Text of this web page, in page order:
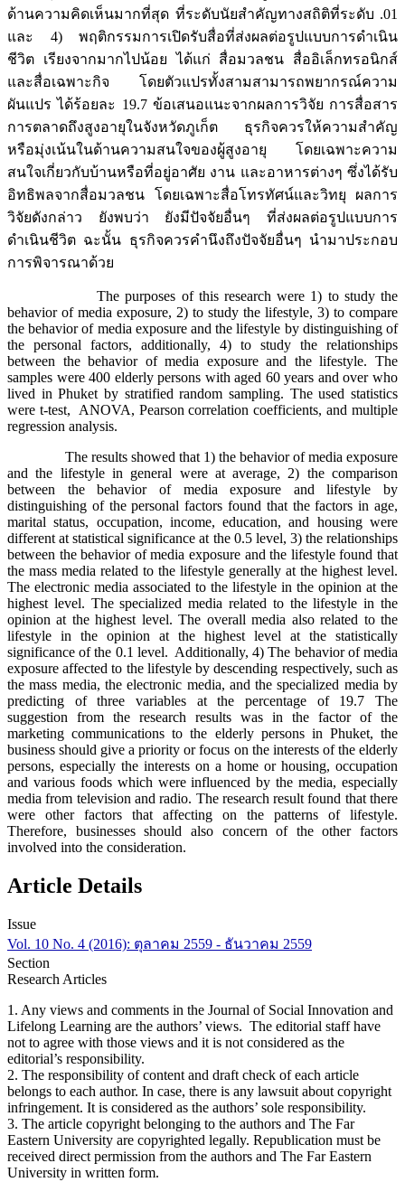
ด้านความคิดเห็นมากที่สุด ที่ระดับนัยสำคัญทางสถิติที่ระดับ .01
และ 4) พฤติกรรมการเปิดรับสื่อที่ส่งผลต่อรูปแบบการดำเนิน
ชีวิต เรียงจากมากไปน้อย ได้แก่ สื่อมวลชน สื่ออิเล็กทรอนิกส์
และสื่อเฉพาะกิจ โดยตัวแปรทั้งสามสามารถพยากรณ์ความ
ผันแปร ได้ร้อยละ 19.7 ข้อเสนอแนะจากผลการวิจัย การสื่อสาร
การตลาดถึงสูงอายุในจังหวัดภูเก็ต ธุรกิจควรให้ความสำคัญ
หรือมุ่งเน้นในด้านความสนใจของผู้สูงอายุ โดยเฉพาะความ
สนใจเกี่ยวกับบ้านหรือที่อยู่อาศัย งาน และอาหารต่างๆ ซึ่งได้รับ
อิทธิพลจากสื่อมวลชน โดยเฉพาะสื่อโทรทัศน์และวิทยุ ผลการ
วิจัยดังกล่าว ยังพบว่า ยังมีปัจจัยอื่นๆ ที่ส่งผลต่อรูปแบบการ
ดำเนินชีวิต ฉะนั้น ธุรกิจควรคำนึงถึงปัจจัยอื่นๆ นำมาประกอบ
การพิจารณาด้วย
The purposes of this research were 1) to study the
behavior of media exposure, 2) to study the lifestyle, 3) to compare
the behavior of media exposure and the lifestyle by distinguishing of
the personal factors, additionally, 4) to study the relationships
between the behavior of media exposure and the lifestyle. The
samples were 400 elderly persons with aged 60 years and over who
lived in Phuket by stratified random sampling. The used statistics
were t-test, ANOVA, Pearson correlation coefficients, and multiple
regression analysis.
The results showed that 1) the behavior of media exposure
and the lifestyle in general were at average, 2) the comparison
between the behavior of media exposure and lifestyle by
distinguishing of the personal factors found that the factors in age,
marital status, occupation, income, education, and housing were
different at statistical significance at the 0.5 level, 3) the relationships
between the behavior of media exposure and the lifestyle found that
the mass media related to the lifestyle generally at the highest level.
The electronic media associated to the lifestyle in the opinion at the
highest level. The specialized media related to the lifestyle in the
opinion at the highest level. The overall media also related to the
lifestyle in the opinion at the highest level at the statistically
significance of the 0.1 level. Additionally, 4) The behavior of media
exposure affected to the lifestyle by descending respectively, such as
the mass media, the electronic media, and the specialized media by
predicting of three variables at the percentage of 19.7 The
suggestion from the research results was in the factor of the
marketing communications to the elderly persons in Phuket, the
business should give a priority or focus on the interests of the elderly
persons, especially the interests on a home or housing, occupation
and various foods which were influenced by the media, especially
media from television and radio. The research result found that there
were other factors that affecting on the patterns of lifestyle.
Therefore, businesses should also concern of the other factors
involved into the consideration.
Article Details
Issue
Vol. 10 No. 4 (2016): ตุลาคม 2559 - ธันวาคม 2559
Section
Research Articles
1. Any views and comments in the Journal of Social Innovation and
Lifelong Learning are the authors’ views. The editorial staff have
not to agree with those views and it is not considered as the
editorial’s responsibility.
2. The responsibility of content and draft check of each article
belongs to each author. In case, there is any lawsuit about copyright
infringement. It is considered as the authors’ sole responsibility.
3. The article copyright belonging to the authors and The Far
Eastern University are copyrighted legally. Republication must be
received direct permission from the authors and The Far Eastern
University in written form.